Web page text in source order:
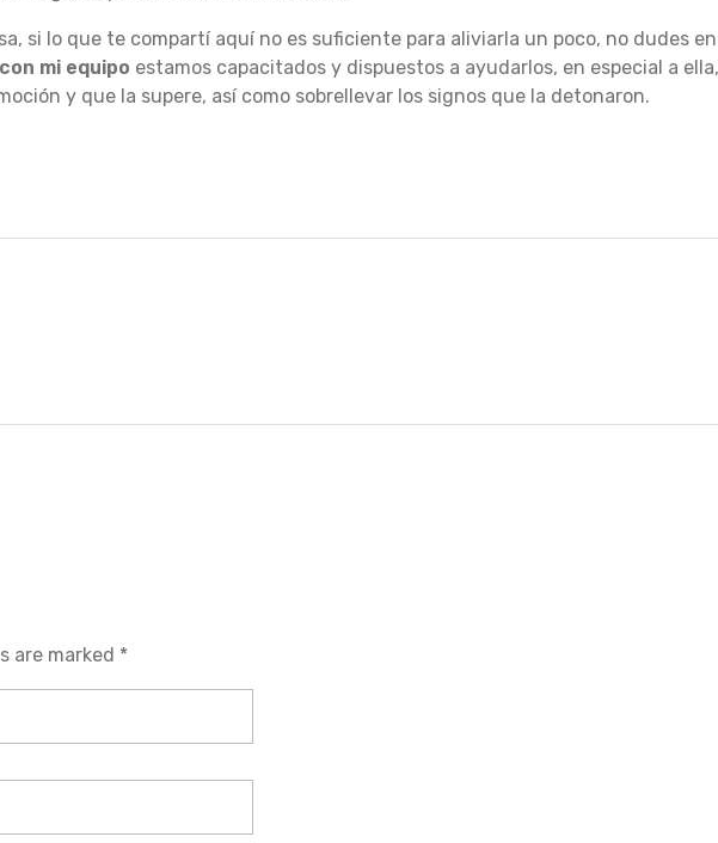
si lo que te compartí aquí no es suficiente para aliviarla un poco, no dudes en
mi equipo estamos capacitados y dispuestos a ayudarlos, en especial a
y que la supere, así como sobrellevar los signos que la detonaron.
are marked *